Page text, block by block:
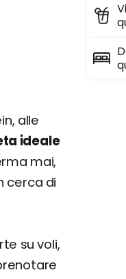
alle
ideale
mai,
cerca di
su voli,